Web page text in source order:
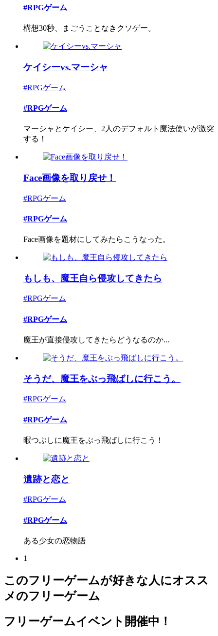
#RPGゲーム
構想30秒、まごうことなきクソゲー。
ケイシーvs.マーシャ
#RPGゲーム
#RPGゲーム
マーシャとケイシー、2人のデフォルト魔法使いが激突
する！
Face画像を取り戻せ！
#RPGゲーム
#RPGゲーム
Face画像を題材にしてみたらこうなった。
もしも、魔王自ら侵攻してきたら
#RPGゲーム
#RPGゲーム
魔王が直接侵攻してきたらどうなるのか...
そうだ、魔王をぶっ飛ばしに行こう。
#RPGゲーム
#RPGゲーム
暇つぶしに魔王をぶっ飛ばしに行こう！
遺跡と恋と
#RPGゲーム
#RPGゲーム
ある少女の恋物語
1
このフリーゲームが好きな人にオスス
メのフリーゲーム
フリーゲームイベント開催中！